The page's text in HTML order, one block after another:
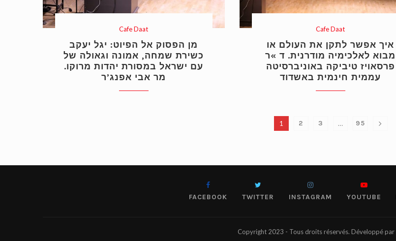
Cafe Daat
מן הפסוק אל הפיוט: יגל יעקב
כשירת שמחה, אמונה וגאולה של
עם ישראל במסורת יהדות מרוקו.
מר אבי אפנג’ר
Cafe Daat
איך אפשר לתקן את העולם או
מבוא לאלכימיה מודרנית. ד »ר
פרסאויז טיביקה באוניברסיטה
עממית חינמית באשדוד
1 2 3 … 95
FACEBOOK TWITTER INSTAGRAM YOUTUBE
Copyright 2023 - Tous droits réservés. Développé par